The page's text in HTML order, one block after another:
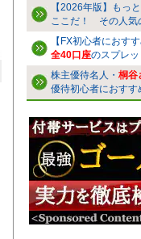
【2026年版】もっ
ここだ！ その人気
【FX初心者におす
全40口座のスプレッ
株主優待名人・ 桐谷
優待初心者におすす